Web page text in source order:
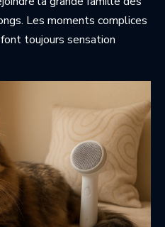
Les moments complices
toujours sensation